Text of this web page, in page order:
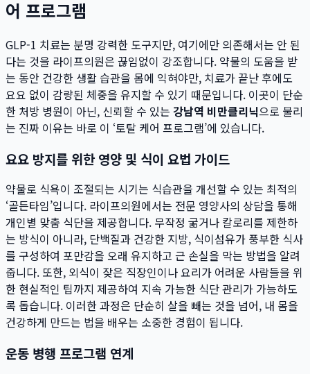
어 프로그램
GLP-1 치료는 분명 강력한 도구지만, 여기에만 의존해서는 안 된
다는 것을 라이프의원은 끊임없이 강조합니다. 약물의 도움을 받
는 동안 건강한 생활 습관을 몸에 익혀야만, 치료가 끝난 후에도
요요 없이 감량된 체중을 유지할 수 있기 때문입니다. 이곳이 단순
한 처방 병원이 아닌, 신뢰할 수 있는 강남역 비만클리닉으로 불리
는 진짜 이유는 바로 이 ‘토탈 케어 프로그램’에 있습니다.
요요 방지를 위한 영양 및 식이 요법 가이드
약물로 식욕이 조절되는 시기는 식습관을 개선할 수 있는 최적의
‘골든타임’입니다. 라이프의원에서는 전문 영양사의 상담을 통해
개인별 맞춤 식단을 제공합니다. 무작정 굶거나 칼로리를 제한하
는 방식이 아니라, 단백질과 건강한 지방, 식이섬유가 풍부한 식사
를 구성하여 포만감을 오래 유지하고 근 손실을 막는 방법을 알려
줍니다. 또한, 외식이 잦은 직장인이나 요리가 어려운 사람들을 위
한 현실적인 팁까지 제공하여 지속 가능한 식단 관리가 가능하도
록 돕습니다. 이러한 과정은 단순히 살을 빼는 것을 넘어, 내 몸을
건강하게 만드는 법을 배우는 소중한 경험이 됩니다.
운동 병행 프로그램 연계